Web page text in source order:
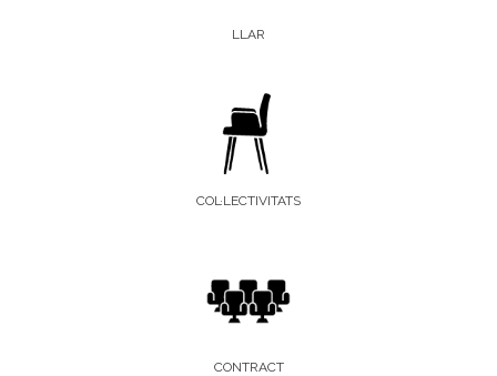
LLAR
COL·LECTIVITATS
CONTRACT